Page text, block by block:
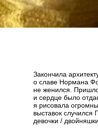
Закончила
о славе Нормана
не женился.
и сердце было
я рисовала
выставок случился
девочки / двойняшки.